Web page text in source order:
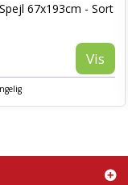
67x193cm - Sort
Vis